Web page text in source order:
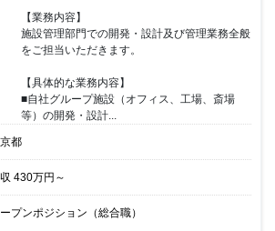
【業務内容】
施設管理部門での開発・設計及び管理業務全般
をご担当いただきます。
【具体的な業務内容】
■自社グループ施設（オフィス、工場、斎場
等）の開発・設計...
都
430万円 ～
プンポジション（総合職）